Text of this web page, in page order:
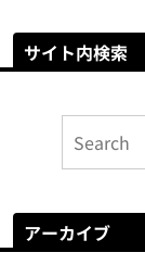
サイト内検索
アーカイブ